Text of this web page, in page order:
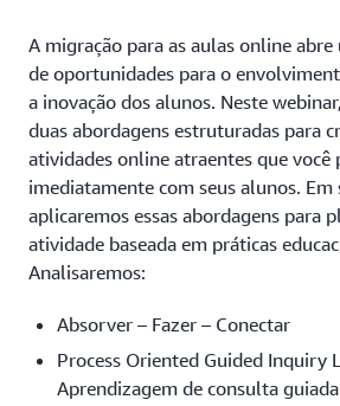
A migração para as aulas online
de oportunidades para o
a inovação dos alunos. Neste
duas abordagens estruturadas para
atividades online atraentes que você
imediatamente com seus alunos. Em
aplicaremos essas abordagens para
atividade baseada em práticas
Analisaremos:
Absorver – Fazer – Conectar
Process Oriented Guided Inquiry
Aprendizagem de consulta